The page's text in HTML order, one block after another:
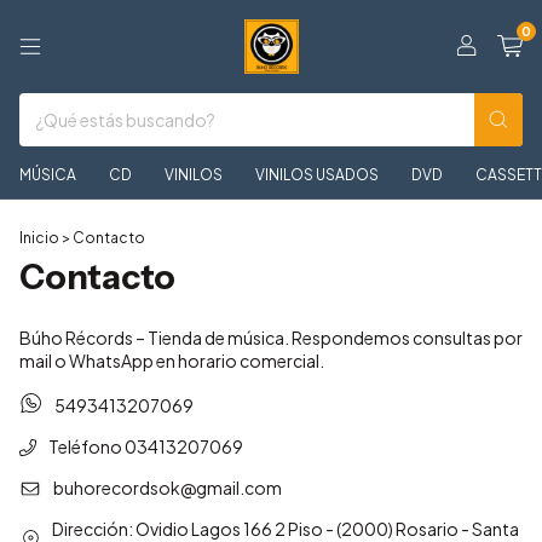
0
MÚSICA CD VINILOS VINILOS USADOS DVD
Inicio > Contacto
Contacto
Búho Récords – Tienda de música. Respondemos consultas por
mail o WhatsApp en horario comercial.
5493413207069
Teléfono 03413207069
buhorecordsok@gmail.com
Dirección: Ovidio Lagos 166 2 Piso - (2000) Rosario - Santa